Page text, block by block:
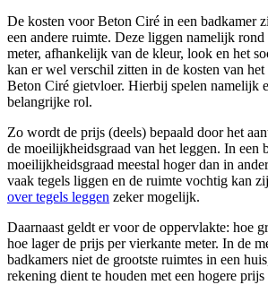
De kosten voor Beton Ciré in een badkamer
een andere ruimte. Deze liggen namelijk
meter, afhankelijk van de kleur, look en het
kan er wel verschil zitten in de kosten van het
Beton Ciré gietvloer. Hierbij spelen namelijk
belangrijke rol.
Zo wordt de prijs (deels) bepaald door het
de moeilijkheidsgraad van het leggen. In een
moeilijkheidsgraad meestal hoger dan in
vaak tegels liggen en de ruimte vochtig kan
over tegels leggen zeker mogelijk.
Daarnaast geldt er voor de oppervlakte: hoe
hoe lager de prijs per vierkante meter. In de
badkamers niet de grootste ruimtes in een
rekening dient te houden met een hogere